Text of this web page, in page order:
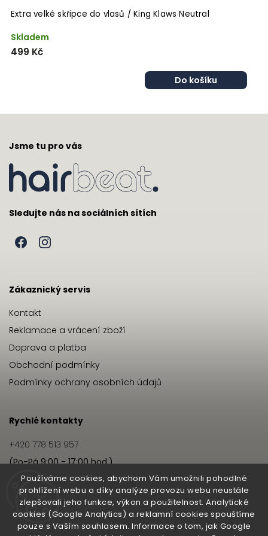
Používáme cookies, abychom Vám umožnili pohodlné
prohlížení webu a díky analýze provozu webu neustále
zlepšovali jeho funkce, výkon a použitelnost. Analytické
cookies (Google Analytics) a reklamní cookies spouštíme
pouze s Vaším souhlasem. Informace o tom, jak Google
Extra velké skřipce do vlasů / King Klaws Neutral
Skladem
499 Kč
Do košíku
Jsme tu pro vás
Sledujte nás na sociálních sítích
Zákaznický servis
Kontakt
Reklamace a vrácení zboží
Doprava a platba
Obchodní podmínky
Podmínky ochrany osobních údajů
Rychlé kontakty
+420 778 513 957
(Po-Pá 9:00 - 17:00 hod.)
info@hairbeat.cz
Hairbeat